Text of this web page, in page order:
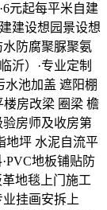
元起每平米自建
建设想园景设想
水防腐聚脲聚氨
沂）·专业定制
水池加盖 遮阳棚
楼房改梁 圈梁 檐
验房师及收房第
地坪 水泥自流平
地板铺贴防
地毯上门施工
挂画安拆上